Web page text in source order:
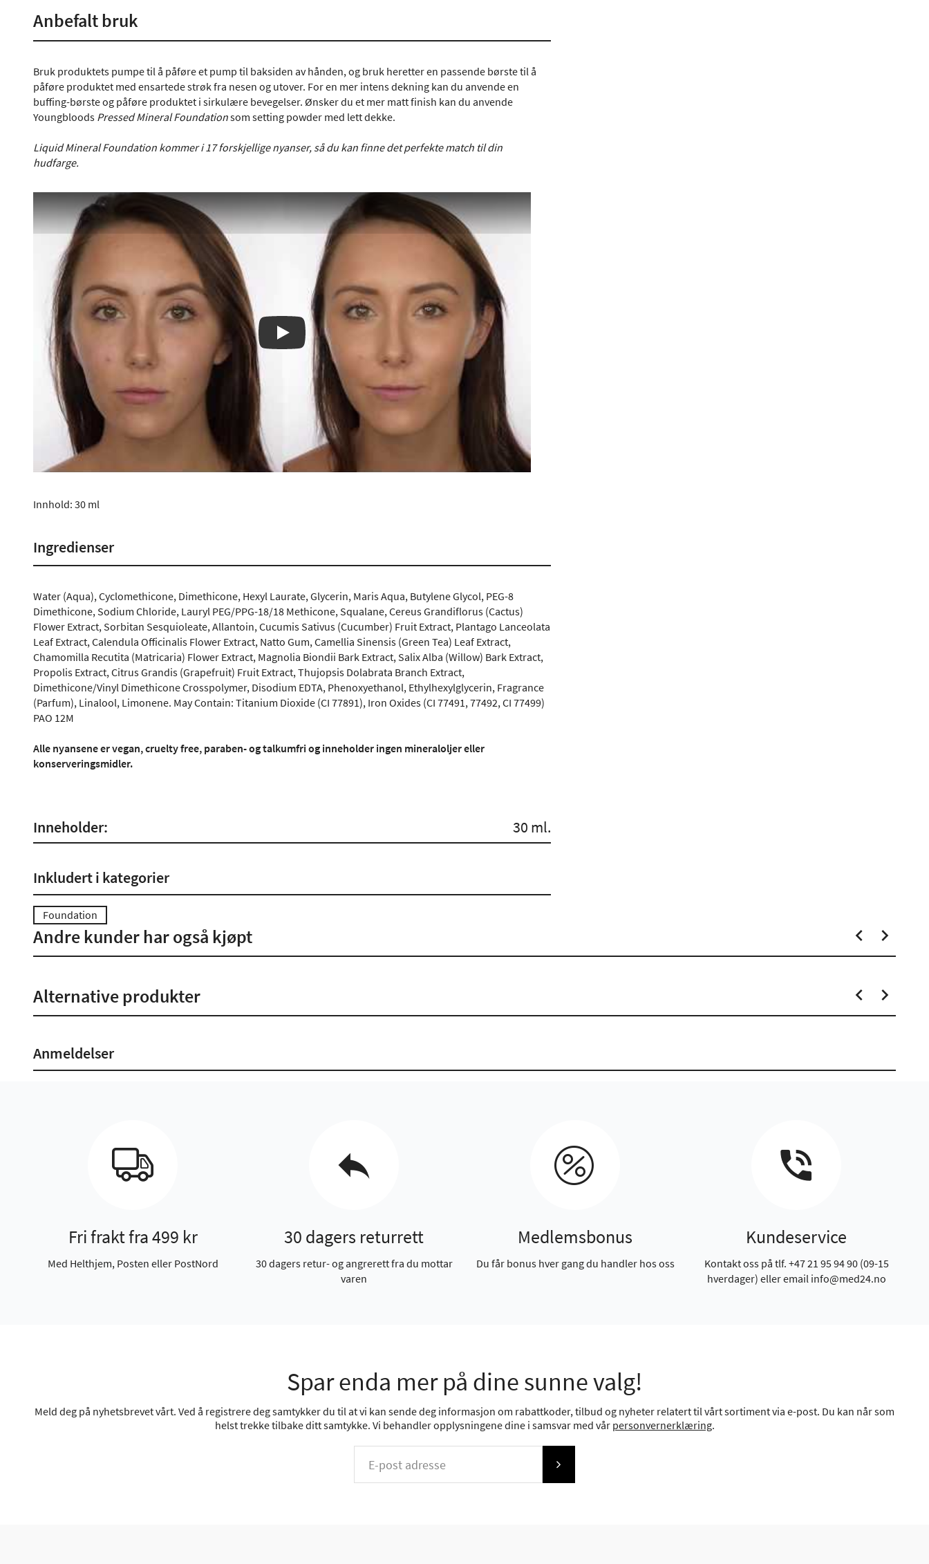
Anbefalt bruk
Bruk produktets pumpe til å påføre et pump til baksiden av hånden, og bruk heretter en passende børste til å
påføre produktet med ensartede strøk fra nesen og utover. For en mer intens dekning kan du anvende en
buffing-børste og påføre produktet i sirkulære bevegelser. Ønsker du et mer matt finish kan du anvende
Youngbloods Pressed Mineral Foundationsom setting powder med lett dekke.
Liquid Mineral Foundation kommer i 17 forskjellige nyanser, så du kan finne det perfekte match til din
hudfarge.
Play
Innhold: 30 ml
Ingredienser
Water (Aqua), Cyclomethicone, Dimethicone, Hexyl Laurate, Glycerin, Maris Aqua, Butylene Glycol, PEG-8
Dimethicone, Sodium Chloride, Lauryl PEG/PPG-18/18 Methicone, Squalane, Cereus Grandiflorus (Cactus)
Flower Extract, Sorbitan Sesquioleate, Allantoin, Cucumis Sativus (Cucumber) Fruit Extract, Plantago Lanceolata
Leaf Extract, Calendula Officinalis Flower Extract, Natto Gum, Camellia Sinensis (Green Tea) Leaf Extract,
Chamomilla Recutita (Matricaria) Flower Extract, Magnolia Biondii Bark Extract, Salix Alba (Willow) Bark Extract,
Propolis Extract, Citrus Grandis (Grapefruit) Fruit Extract, Thujopsis Dolabrata Branch Extract,
Dimethicone/Vinyl Dimethicone Crosspolymer, Disodium EDTA, Phenoxyethanol, Ethylhexylglycerin, Fragrance
(Parfum), Linalool, Limonene. May Contain: Titanium Dioxide (CI 77891), Iron Oxides (CI 77491, 77492, CI 77499)
PAO 12M
Alle nyansene er vegan, cruelty free, paraben- og talkumfri og inneholder ingen mineraloljer eller
konserveringsmidler.
Inneholder: 30 ml.
Inkludert i kategorier
Foundation
Andre kunder har også kjøpt
Alternative produkter
Anmeldelser
Fri frakt fra 499 kr
Med Helthjem, Posten eller PostNord
30 dagers returrett
30 dagers retur- og angrerett fra du mottar
varen
Medlemsbonus
Du får bonus hver gang du handler hos oss
Kundeservice
Kontakt oss på tlf. +47 21 95 94 90 (09-15
hverdager) eller email info@med24.no
Spar enda mer på dine sunne valg!
Meld deg på nyhetsbrevet vårt. Ved å registrere deg samtykker du til at vi kan sende deg informasjon om rabattkoder, tilbud og nyheter relatert til vårt sortiment via e-post. Du kan når som
helst trekke tilbake ditt samtykke. Vi behandler opplysningene dine i samsvar med vår personvernerklæring.